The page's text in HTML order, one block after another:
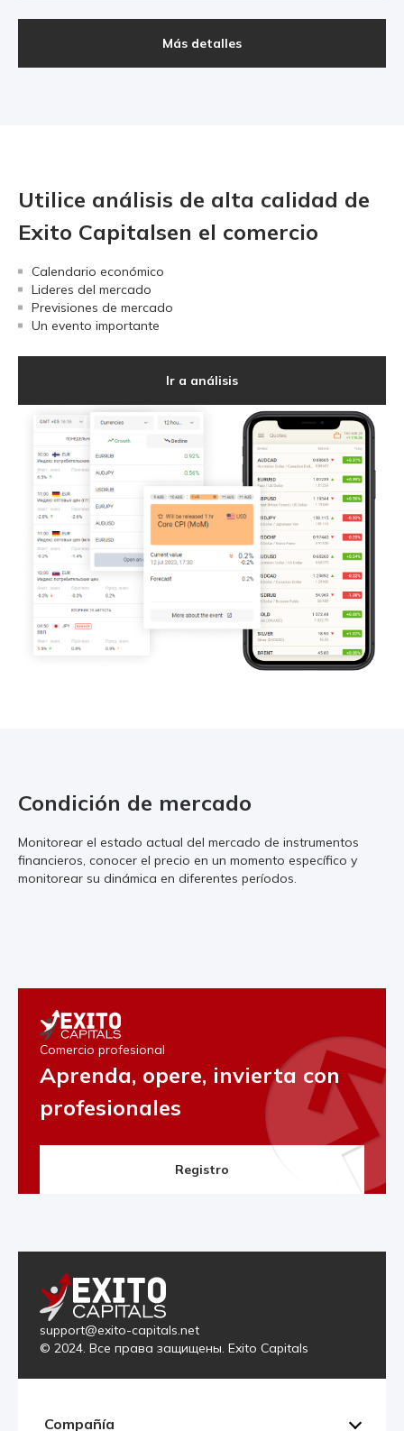
Más detalles
Utilice análisis de alta calidad de
Exito Capitalsen el comercio
Calendario económico
Lideres del mercado
Previsiones de mercado
Un evento importante
Ir a análisis
Condición de mercado
Monitorear el estado actual del mercado de instrumentos
financieros, conocer el precio en un momento específico y
monitorear su dinámica en diferentes períodos.
Comercio profesional
Aprenda, opere, invierta con
profesionales
Registro
support@exito-capitals.net
© 2024. Все права защищены. Exito Capitals
Compañía